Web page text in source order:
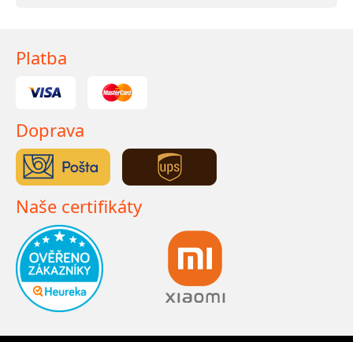
Platba
Doprava
Naše certifikáty